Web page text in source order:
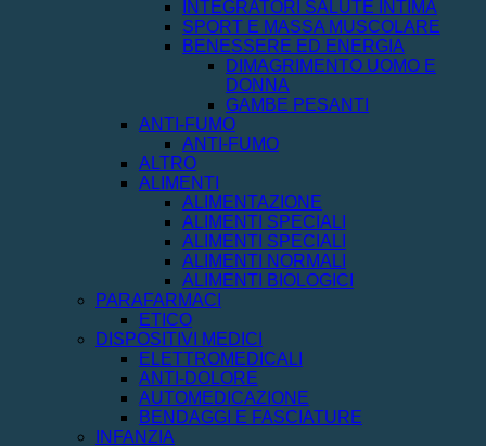
INTEGRATORI SALUTE INTIMA
SPORT E MASSA MUSCOLARE
BENESSERE ED ENERGIA
DIMAGRIMENTO UOMO E
DONNA
GAMBE PESANTI
ANTI-FUMO
ANTI-FUMO
ALTRO
ALIMENTI
ALIMENTAZIONE
ALIMENTI SPECIALI
ALIMENTI SPECIALI
ALIMENTI NORMALI
ALIMENTI BIOLOGICI
PARAFARMACI
ETICO
DISPOSITIVI MEDICI
ELETTROMEDICALI
ANTI-DOLORE
AUTOMEDICAZIONE
BENDAGGI E FASCIATURE
INFANZIA